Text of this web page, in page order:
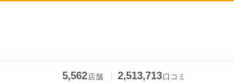
5,562店舗 2,513,713口コミ